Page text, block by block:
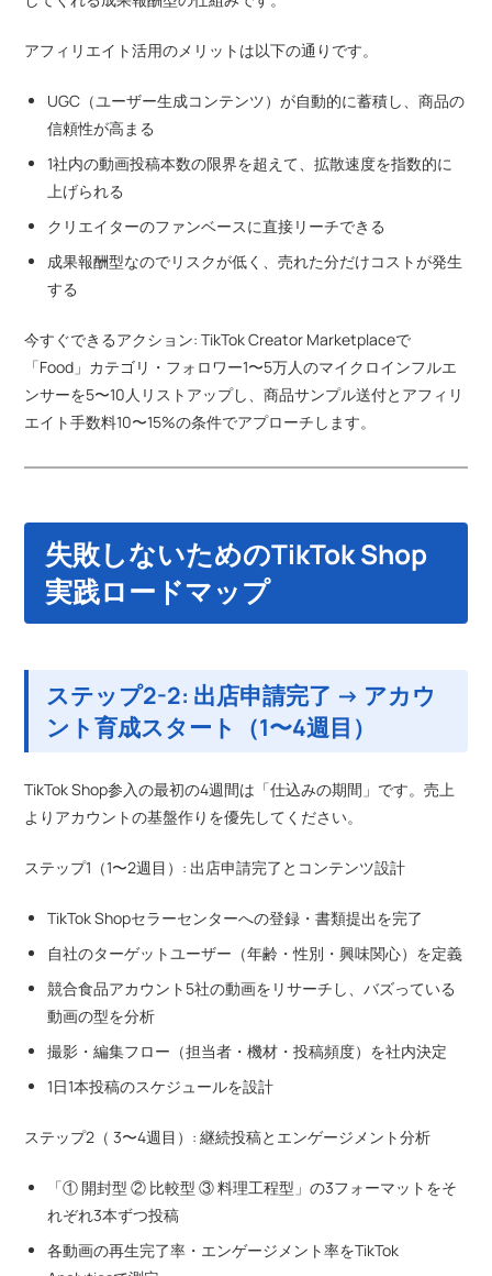
アフィリエイト活用のメリットは以下の通りです。
UGC（ユーザー生成コンテンツ）が自動的に蓄積し、商品の
信頼性が高まる
1社内の動画投稿本数の限界を超えて、拡散速度を指数的に
上げられる
クリエイターのファンベースに直接リーチできる
成果報酬型なのでリスクが低く、売れた分だけコストが発生
する
今すぐできるアクション: TikTok Creator Marketplaceで
「Food」カテゴリ・フォロワー1〜5万人のマイクロインフルエ
ンサーを5〜10人リストアップし、商品サンプル送付とアフィリ
エイト手数料10〜15%の条件でアプローチします。
失敗しないためのTikTok Shop
実践ロードマップ
ステップ2-2: 出店申請完了 → アカウ
ント育成スタート（1〜4週目）
TikTok Shop参入の最初の4週間は「仕込みの期間」です。売上
よりアカウントの基盤作りを優先してください。
ステップ1（1〜2週目）: 出店申請完了とコンテンツ設計
TikTok Shopセラーセンターへの登録・書類提出を完了
自社のターゲットユーザー（年齢・性別・興味関心）を定義
競合食品アカウント5社の動画をリサーチし、バズっている
動画の型を分析
撮影・編集フロー（担当者・機材・投稿頻度）を社内決定
1日1本投稿のスケジュールを設計
ステップ2（ 3〜4週目）: 継続投稿とエンゲージメント分析
「① 開封型 ② 比較型 ③ 料理工程型」の3フォーマットをそ
れぞれ3本ずつ投稿
各動画の再生完了率・エンゲージメント率をTikTok